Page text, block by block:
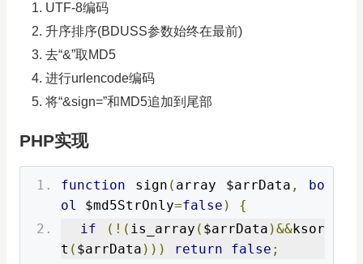
UTF-8编码
升序排序(BDUSS参数始终在最前)
去“&”取MD5
进行urlencode编码
将“&sign=”和MD5追加到尾部
PHP实现
function sign ( array $arrData ,
bo
ol
$md5StrOnly=false )
{
if
(!( is_array ( $arrData )&&ksor
t ( $arrData ))) return false ;